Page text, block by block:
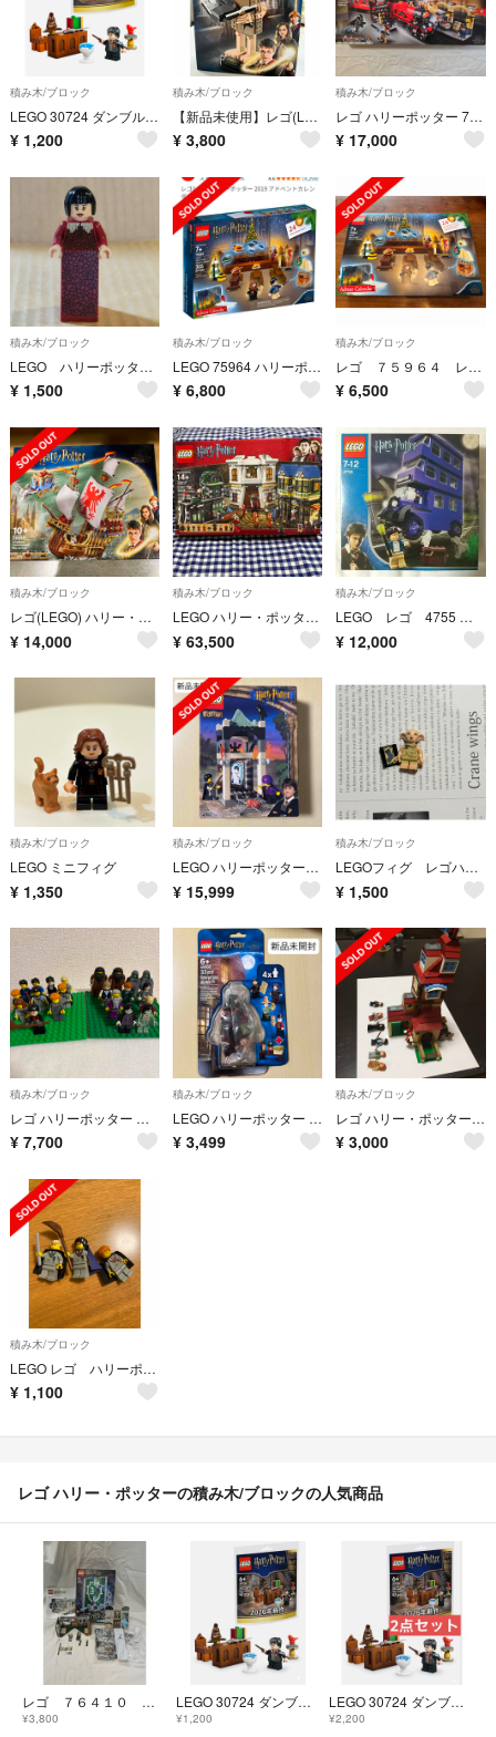
積み木/ブロック
LEGO 30724 ダンブルドアの校長室 with ハリー・ポッター
¥ 1,200
積み木/ブロック
【新品未使用】レゴ(LEGO) ハリー・ポッター 屋敷しもべ妖精のドビー
¥ 3,800
積み木/ブロック
レゴ ハリーポッター 75955
¥ 17,000
積み木/ブロック
LEGO ハリーポッター ミニフィグ マダム マクシーム
¥ 1,500
積み木/ブロック
LEGO 75964 ハリーポッター アドベントカレンダー
¥ 6,800
積み木/ブロック
レゴ ７５９６４ レゴ ハリー・ポッター アドベントカレンダー
¥ 6,500
積み木/ブロック
レゴ(LEGO) ハリー・ポッター 三大魔法学校対抗試合 到着 76440(1個
¥ 14,000
積み木/ブロック
LEGO ハリー・ポッター ダイアゴン横丁 未開封 箱状態🔺
¥ 63,500
積み木/ブロック
LEGO レゴ 4755 ハリー・ポッター
¥ 12,000
積み木/ブロック
LEGO ミニフィグ
¥ 1,350
積み木/ブロック
LEGO ハリーポッター 最後のチャレンジ4702
¥ 15,999
積み木/ブロック
LEGOフィグ レゴハリーポッター トビー
¥ 1,500
積み木/ブロック
レゴ ハリーポッター ミニフィグ 21体 中古
¥ 7,700
積み木/ブロック
LEGO ハリーポッター 40500
¥ 3,499
積み木/ブロック
レゴ ハリー・ポッター 4840 ウィーズリー家の隠れ穴のLEGO
¥ 3,000
積み木/ブロック
LEGO レゴ ハリーポッター 3体
¥ 1,100
レゴ ハリー・ポッターの積み木/ブロックの人気商品
レゴ ７６４１０ スリザリン寮の紋章
¥3,800
LEGO 30724 ダンブルドアの校長室 with ハリー・ポッター
¥1,200
LEGO 30724 ダンブルドアの校長室 with ハリー・ポッター 2点
¥2,200